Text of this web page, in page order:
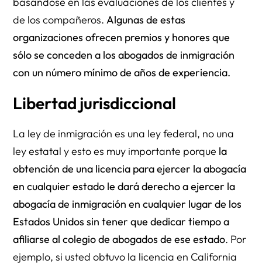
de los compañeros.Algunas de estas
organizaciones ofrecen premios y honores que
sólo se conceden a los abogados de inmigración
con un número mínimo de años de experiencia.
Libertad jurisdiccional
La ley de inmigración es una ley federal, no una
ley estatal y esto es muy importante porque la
obtención de una licencia para ejercer la abogacía
en cualquier estado le dará derecho a ejercer la
abogacía de inmigración en cualquier lugar de los
Estados Unidos sin tener que dedicar tiempo a
afiliarse al colegio de abogados de ese estado. Por
ejemplo, si usted obtuvo la licencia en California